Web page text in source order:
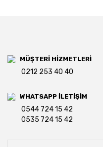
MÜŞTERİ HİZMETLERİ
0212 253 40 40
WHATSAPP İLETİŞİM
0544 724 15 42
0535 724 15 42